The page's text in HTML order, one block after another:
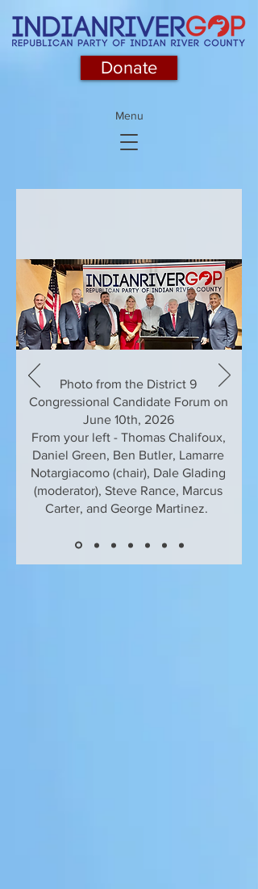
Donate
Menu
Photo from the District 9
Congressional Candidate Forum on
June 10th, 2026
From your left - Thomas Chalifoux,
Daniel Green, Ben Butler, Lamarre
Notargiacomo (chair), Dale Glading
(moderator), Steve Rance, Marcus
Carter, and George Martinez.